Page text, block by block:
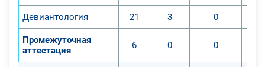
Девиантология 21 3 0
Промежуточная
аттестация
6 0 0